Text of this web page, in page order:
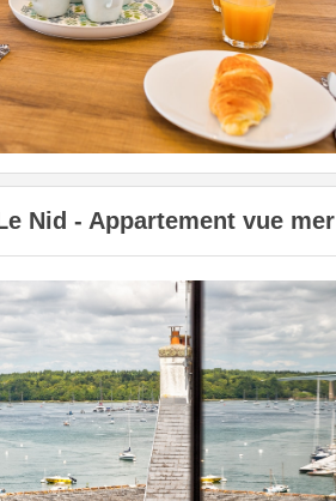
Nid - Appartement vue mer